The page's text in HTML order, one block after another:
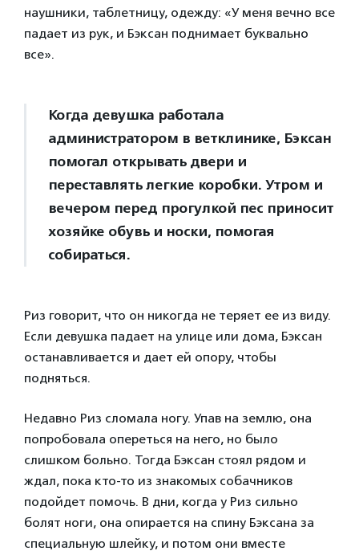
наушники, таблетницу, одежду: «У меня вечно все
падает из рук, и Бэксан поднимает буквально
все».
Когда девушка работала
администратором в ветклинике, Бэксан
помогал открывать двери и
переставлять легкие коробки. Утром и
вечером перед прогулкой пес приносит
хозяйке обувь и носки, помогая
собираться.
Риз говорит, что он никогда не теряет ее из виду.
Если девушка падает на улице или дома, Бэксан
останавливается и дает ей опору, чтобы
подняться.
Недавно Риз сломала ногу. Упав на землю, она
попробовала опереться на него, но было
слишком больно. Тогда Бэксан стоял рядом и
ждал, пока кто-то из знакомых собачников
подойдет помочь. В дни, когда у Риз сильно
болят ноги, она опирается на спину Бэксана за
специальную шлейку, и потом они вместе